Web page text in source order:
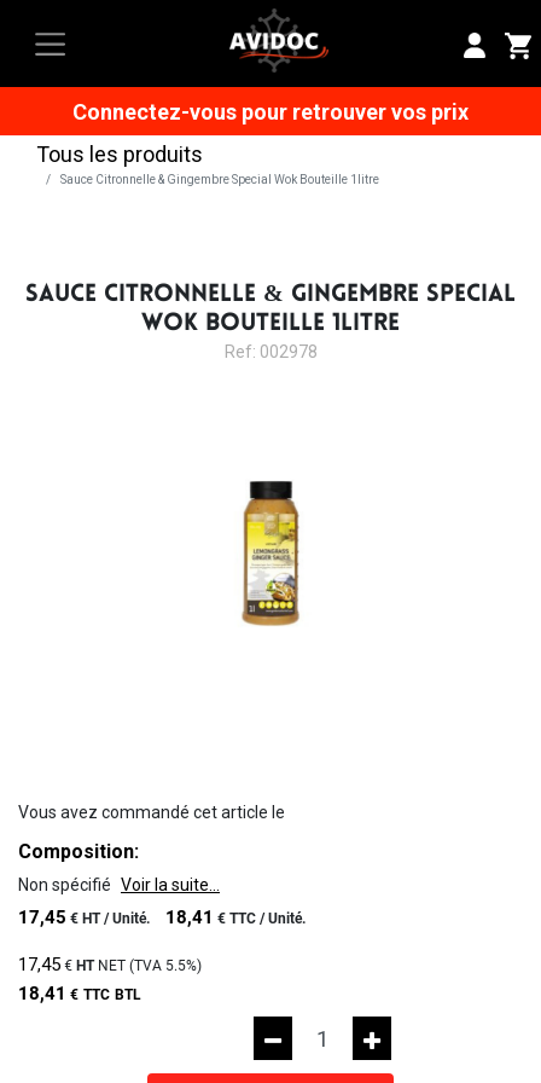
Connectez-vous pour retrouver vos prix
Tous les produits
Sauce Citronnelle & Gingembre Special Wok Bouteille 1litre
SAUCE CITRONNELLE & GINGEMBRE SPECIAL
WOK BOUTEILLE 1LITRE
Ref: 002978
Vous avez commandé cet article le
Composition:
Non spécifié Voir la suite...
17,45 € HT /Unité. 18,41 € TTC /Unité.
17,45 € HTNET (TVA 5.5%)
18,41 € TTC BTL